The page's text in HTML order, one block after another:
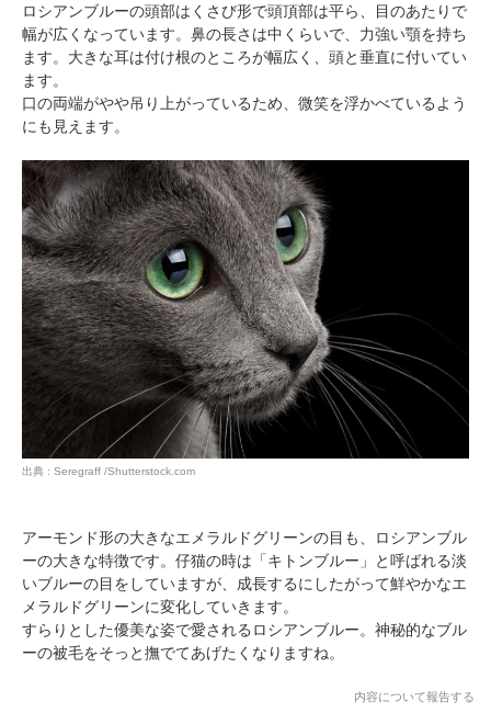
ロシアンブルーの頭部はくさび形で頭頂部は平ら、目のあたりで
幅が広くなっています。鼻の長さは中くらいで、力強い顎を持ち
ます。大きな耳は付け根のところが幅広く、頭と垂直に付いてい
ます。
口の両端がやや吊り上がっているため、微笑を浮かべているよう
にも見えます。
出典 : Seregraff /Shutterstock.com
アーモンド形の大きなエメラルドグリーンの目も、ロシアンブル
ーの大きな特徴です。仔猫の時は「キトンブルー」と呼ばれる淡
いブルーの目をしていますが、成長するにしたがって鮮やかなエ
メラルドグリーンに変化していきます。
すらりとした優美な姿で愛されるロシアンブルー。神秘的なブル
ーの被毛をそっと撫でてあげたくなりますね。
内容について報告する